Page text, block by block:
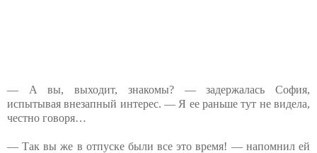
— А вы, выходит, знакомы? — задержалась София,
испытывая внезапный интерес. — Я ее раньше тут не видела,
честно говоря…
— Так вы же в отпуске были все это время! — напомнил ей